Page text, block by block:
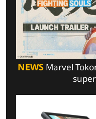
NEWS Marvel